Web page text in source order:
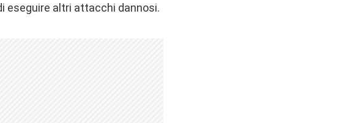
eseguire altri attacchi dannosi.